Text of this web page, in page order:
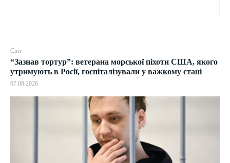
Світ
“Зазнав тортур”: ветерана морської піхоти США, якого
утримують в Росії, госпіталізували у важкому стані
07.08.2026